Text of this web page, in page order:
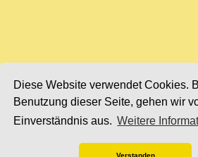
Diese Website verwendet Cookies.
Benutzung dieser Seite, gehen wir
Einverständnis aus. Weitere
Verstanden